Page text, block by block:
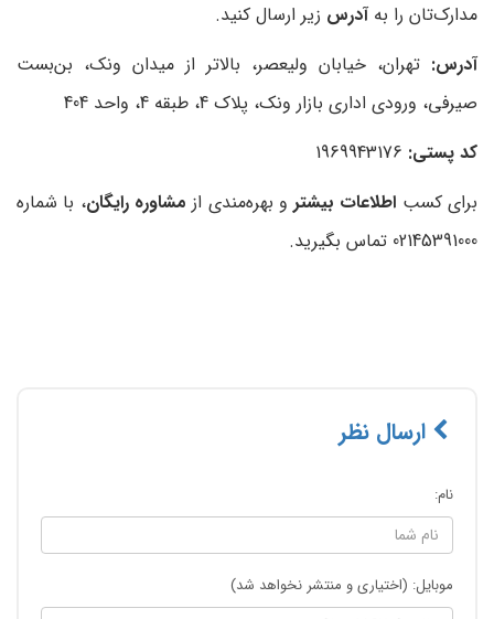
مدارک‌تان را بهآدرس زیر ارسال کنید.
آدرس: تهران، خیابان ولیعصر، بالاتر از میدان ونک، بن‌بست
صیرفی، ورودی اداری بازار ونک، پلاک 4، طبقه 4، واحد 404
کد پستی:
برای کسب اطلاعات بیشترو بهره‌مندی از مشاوره رایگان، با شماره
02145391000 تماس بگیرید.
ارسال نظر
نام:
موبایل: (اختیاری و منتشر نخواهد شد)